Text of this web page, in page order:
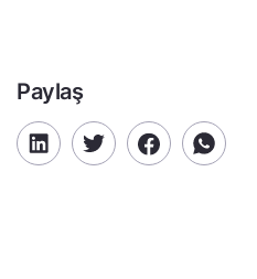
Paylaş